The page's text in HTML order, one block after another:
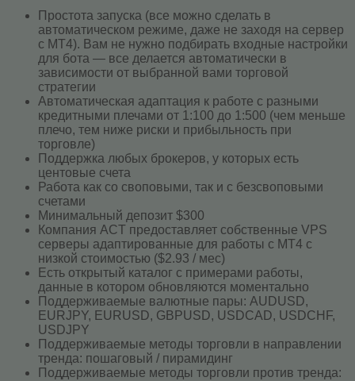
Простота запуска (все можно сделать в
автоматическом режиме, даже не заходя на сервер
с MT4). Вам не нужно подбирать входные настройки
для бота — все делается автоматически в
зависимости от выбранной вами торговой
стратегии
Автоматическая адаптация к работе с разными
кредитными плечами от 1:100 до 1:500 (чем меньше
плечо, тем ниже риски и прибыльность при
торговле)
Поддержка любых брокеров, у которых есть
центовые счета
Работа как со своповыми, так и с безсвоповыми
счетами
Минимальный депозит $300
Компания ACT предоставляет собственные VPS
серверы адаптированные для работы с MT4 с
низкой стоимостью ($2.93 / мес)
Есть открытый каталог с примерами работы,
данные в котором обновляются моментально
Поддерживаемые валютные пары: AUDUSD,
EURJPY, EURUSD, GBPUSD, USDCAD, USDCHF,
USDJPY
Поддерживаемые методы торговли в направлении
тренда: пошаговый / пирамидинг
Поддерживаемые методы торговли против тренда: